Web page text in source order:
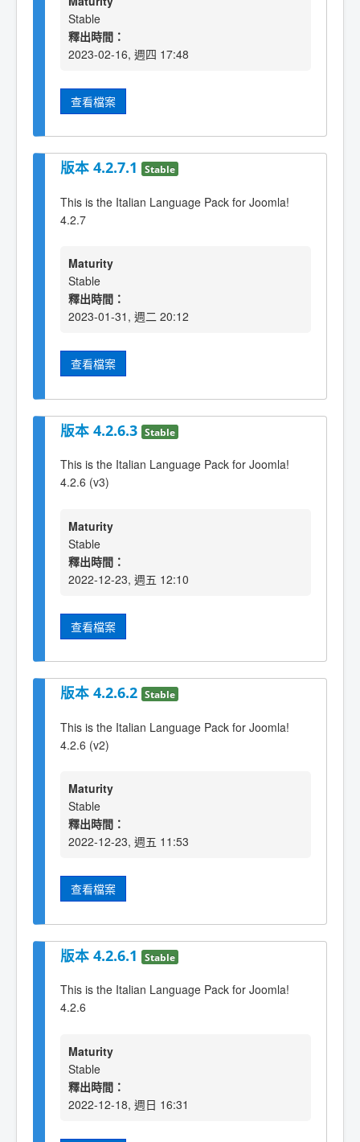
Stable
釋出時間：
2023-02-16, 週四 17:48
查看檔案
版本 4.2.7.1 Stable
This is the Italian Language Pack for Joomla!
4.2.7
Maturity
Stable
釋出時間：
2023-01-31, 週二 20:12
查看檔案
版本 4.2.6.3 Stable
This is the Italian Language Pack for Joomla!
4.2.6 (v3)
Maturity
Stable
釋出時間：
2022-12-23, 週五 12:10
查看檔案
版本 4.2.6.2 Stable
This is the Italian Language Pack for Joomla!
4.2.6 (v2)
Maturity
Stable
釋出時間：
2022-12-23, 週五 11:53
查看檔案
版本 4.2.6.1 Stable
This is the Italian Language Pack for Joomla!
4.2.6
Maturity
Stable
釋出時間：
2022-12-18, 週日 16:31